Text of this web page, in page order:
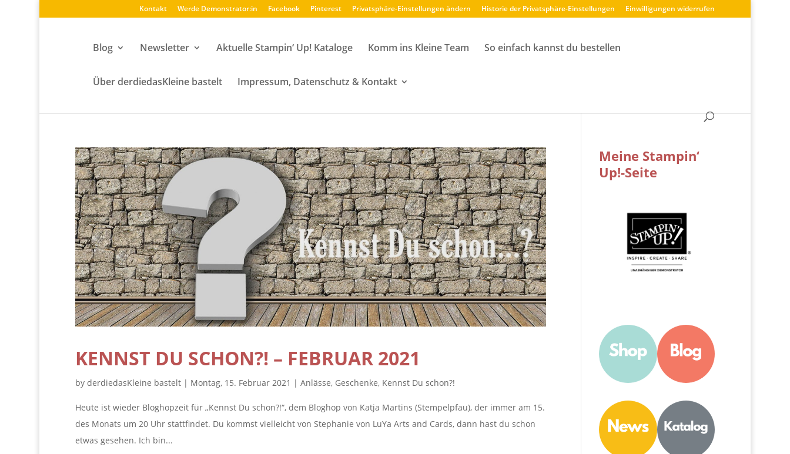
Kontakt Werde Demonstrator:in Facebook Pinterest Privatsphäre-Einstellungen ändern Historie der Privatsphäre-Einstellungen Einwilligungen widerrufen
Blog Newsletter Aktuelle Stampin‘ Up! Kataloge Komm ins Kleine Team So einfach kannst du bestellen
Über derdiedasKleine bastelt Impressum, Datenschutz & Kontakt
KENNST DU SCHON?! – FEBRUAR 2021
by derdiedasKleine bastelt| Montag, 15. Februar 2021 | Anlässe, Geschenke, Kennst Du schon?!
Heute ist wieder Bloghopzeit für „Kennst Du schon?!“, dem Bloghop von Katja Martins (Stempelpfau), der immer am 15.
des Monats um 20 Uhr stattfindet. Du kommst vielleicht von Stephanie von LuYa Arts and Cards, dann hast du schon
etwas gesehen. Ich bin...
Meine Stampin‘
Up!-Seite